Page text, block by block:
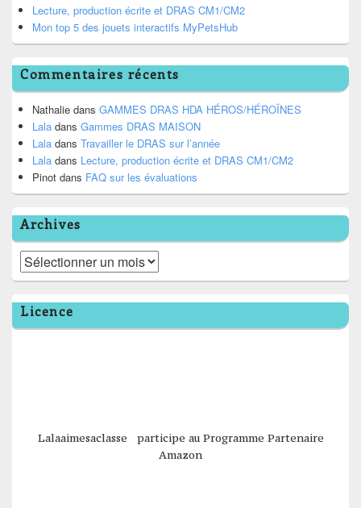
Lecture, production écrite et DRAS CM1/CM2
Mon top 5 des jouets interactifs MyPetsHub
Commentaires récents
Nathalie dans GAMMES DRAS HDA HÉROS/HÉROÏNES
Lala dans Gammes DRAS MAISON
Lala dans Travailler le DRAS sur l’année
Lala dans Lecture, production écrite et DRAS CM1/CM2
Pinot dans FAQ sur les évaluations
Archives
Archives
Licence
Lalaaimesaclasse participe au Programme Partenaire
Amazon